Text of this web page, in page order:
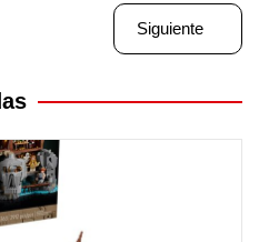
Siguiente